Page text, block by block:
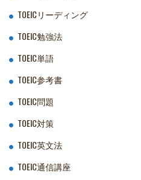
TOEICリーディング
TOEIC勉強法
TOEIC単語
TOEIC参考書
TOEIC問題
TOEIC対策
TOEIC英文法
TOEIC通信講座